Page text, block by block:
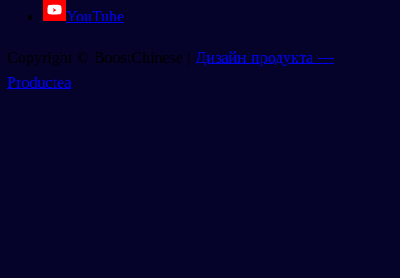
YouTube
Copyright © BoostChinese | Дизайн продукта —
Productea